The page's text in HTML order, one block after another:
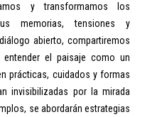
y transformamos los
memorias, tensiones y
abierto, compartiremos
el paisaje como un
prácticas, cuidados y formas
invisibilizadas por la mirada
se abordarán estrategias